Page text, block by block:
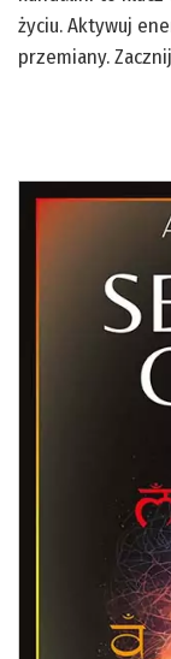
życiu. Aktywuj
przemiany.